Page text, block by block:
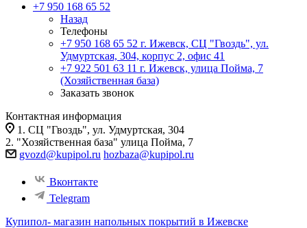
+7 950 168 65 52
Назад
Телефоны
+7 950 168 65 52 г. Ижевск, СЦ "Гвоздь", ул.
Удмуртская, 304, корпус 2, офис 41
+7 922 501 63 11 г. Ижевск, улица Пойма, 7
(Хозяйственная база)
Заказать звонок
Контактная информация
1. СЦ "Гвоздь", ул. Удмуртская, 304
2. "Хозяйственная база" улица Пойма, 7
gvozd@kupipol.ru hozbaza@kupipol.ru
Вконтакте
Telegram
Купипол- магазин напольных покрытий в Ижевске